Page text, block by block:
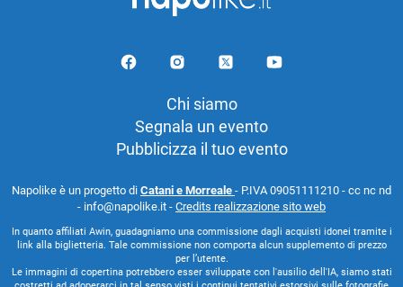
Chi siamo
Segnala un evento
Pubblicizza il tuo evento
Napolike è un progetto di Catani e Morreale - P.IVA 09051111210 - cc nc nd
- info@napolike.it - Credits realizzazione sito web
In quanto affiliati Awin, guadagniamo una commissione dagli acquisti idonei tramite i
link alla biglietteria. Tale commissione non comporta alcun supplemento di prezzo
per l’utente.
Le immagini di copertina potrebbero esser sviluppate con l'ausilio dell'IA, siamo stati